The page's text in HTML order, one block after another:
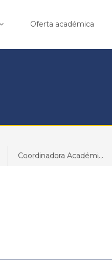
Oferta académica
Coordinadora Académi...